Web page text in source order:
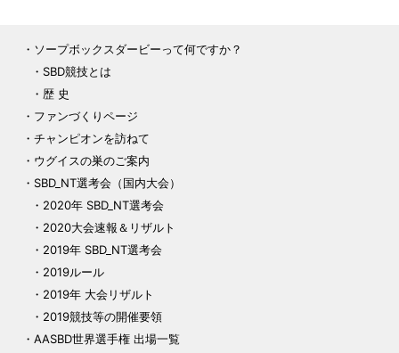
ソープボックスダービーって何ですか？
SBD競技とは
歴 史
ファンづくりページ
チャンピオンを訪ねて
ウグイスの巣のご案内
SBD_NT選考会（国内大会）
2020年 SBD_NT選考会
2020大会速報＆リザルト
2019年 SBD_NT選考会
2019ルール
2019年 大会リザルト
2019競技等の開催要領
AASBD世界選手権 出場一覧